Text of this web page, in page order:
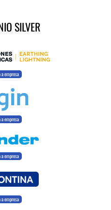
SILVER
a empresa
a empresa
a empresa
a empresa